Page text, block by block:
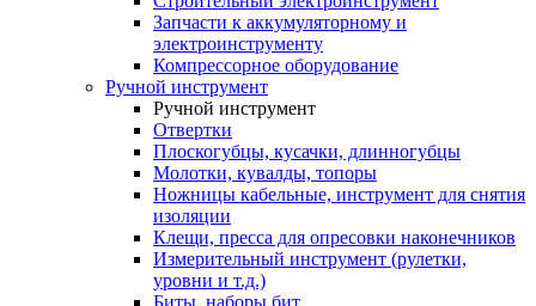
Запчасти к аккумуляторному и
электроинструменту
Компрессорное оборудование
Ручной инструмент
Ручной инструмент
Отвертки
Плоскогубцы, кусачки, длинногубцы
Молотки, кувалды, топоры
Ножницы кабельные, инструмент для снятия
изоляции
Клещи, пресса для опресовки наконечников
Измерительный инструмент (рулетки,
уровни и т.д.)
Биты, наборы бит